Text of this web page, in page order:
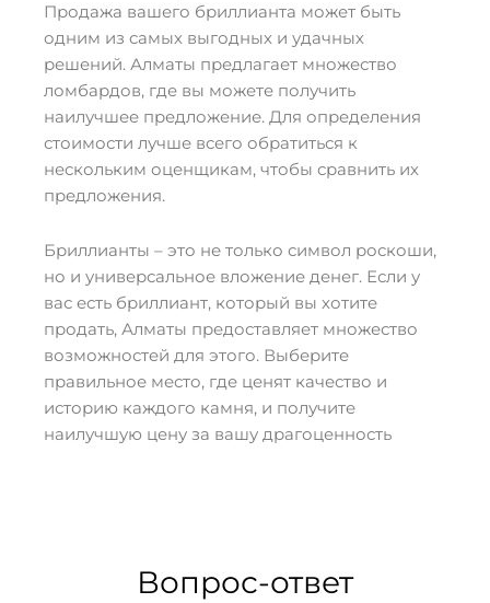
Продажа вашего бриллианта может быть
одним из самых выгодных и удачных
решений. Алматы предлагает множество
ломбардов, где вы можете получить
наилучшее предложение. Для определения
стоимости лучше всего обратиться к
нескольким оценщикам, чтобы сравнить их
предложения.
Бриллианты – это не только символ роскоши,
но и универсальное вложение денег. Если у
вас есть бриллиант, который вы хотите
продать, Алматы предоставляет множество
возможностей для этого. Выберите
правильное место, где ценят качество и
историю каждого камня, и получите
наилучшую цену за вашу драгоценность
Вопрос-ответ